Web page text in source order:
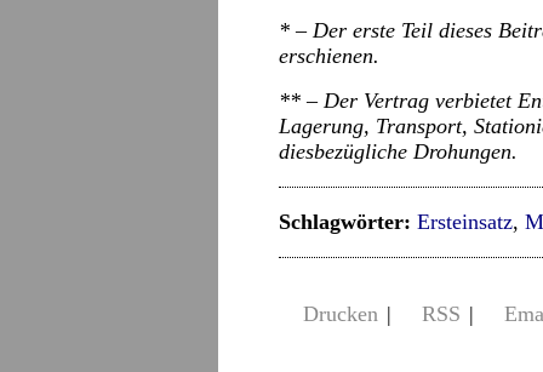
* – Der erste Teil dieses
erschienen.
** – Der Vertrag verbietet
Lagerung, Transport,
diesbezügliche Drohungen.
Schlagwörter: Ersteinsatz,
Drucken | RSS |